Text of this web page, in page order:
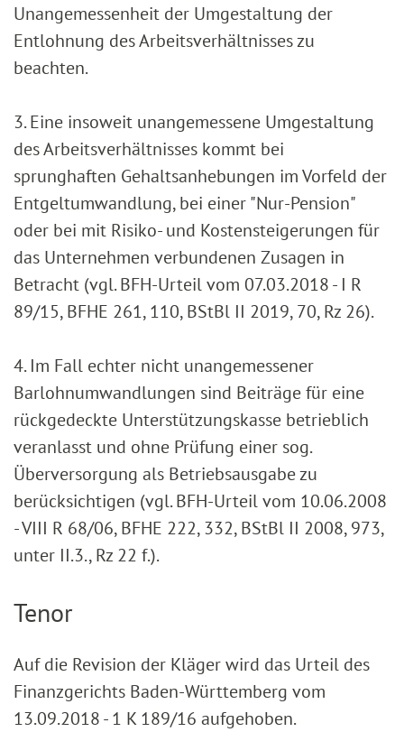
Unangemessenheit der Umgestaltung der
Entlohnung des Arbeitsverhältnisses zu
beachten.
3. Eine insoweit unangemessene Umgestaltung
des Arbeitsverhältnisses kommt bei
sprunghaften Gehaltsanhebungen im Vorfeld der
Entgeltumwandlung, bei einer "Nur-Pension"
oder bei mit Risiko- und Kostensteigerungen für
das Unternehmen verbundenen Zusagen in
Betracht (vgl. BFH-Urteil vom 07.03.2018 - I R
89/15, BFHE 261, 110, BStBl II 2019, 70, Rz 26).
4. Im Fall echter nicht unangemessener
Barlohnumwandlungen sind Beiträge für eine
rückgedeckte Unterstützungskasse betrieblich
veranlasst und ohne Prüfung einer sog.
Überversorgung als Betriebsausgabe zu
berücksichtigen (vgl. BFH-Urteil vom 10.06.2008
- VIII R 68/06, BFHE 222, 332, BStBl II 2008, 973,
unter II.3., Rz 22 f.).
Tenor
Auf die Revision der Kläger wird das Urteil des
Finanzgerichts Baden-Württemberg vom
13.09.2018 - 1 K 189/16 aufgehoben.